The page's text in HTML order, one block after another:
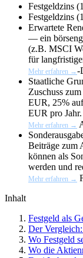
Festgeldzins
Festgeldzins
Erwartete
— ein
(z.B. MSCI
für
Mehr erfahren →-
Staatliche
Zuschuss
EUR, 25%
EUR pro Jahr.
Mehr erfahren →
Beiträge zum
können als
werden und
Mehr erfahren →
Inhalt
Festgeld als
Der
Wo Festgeld
Wo die